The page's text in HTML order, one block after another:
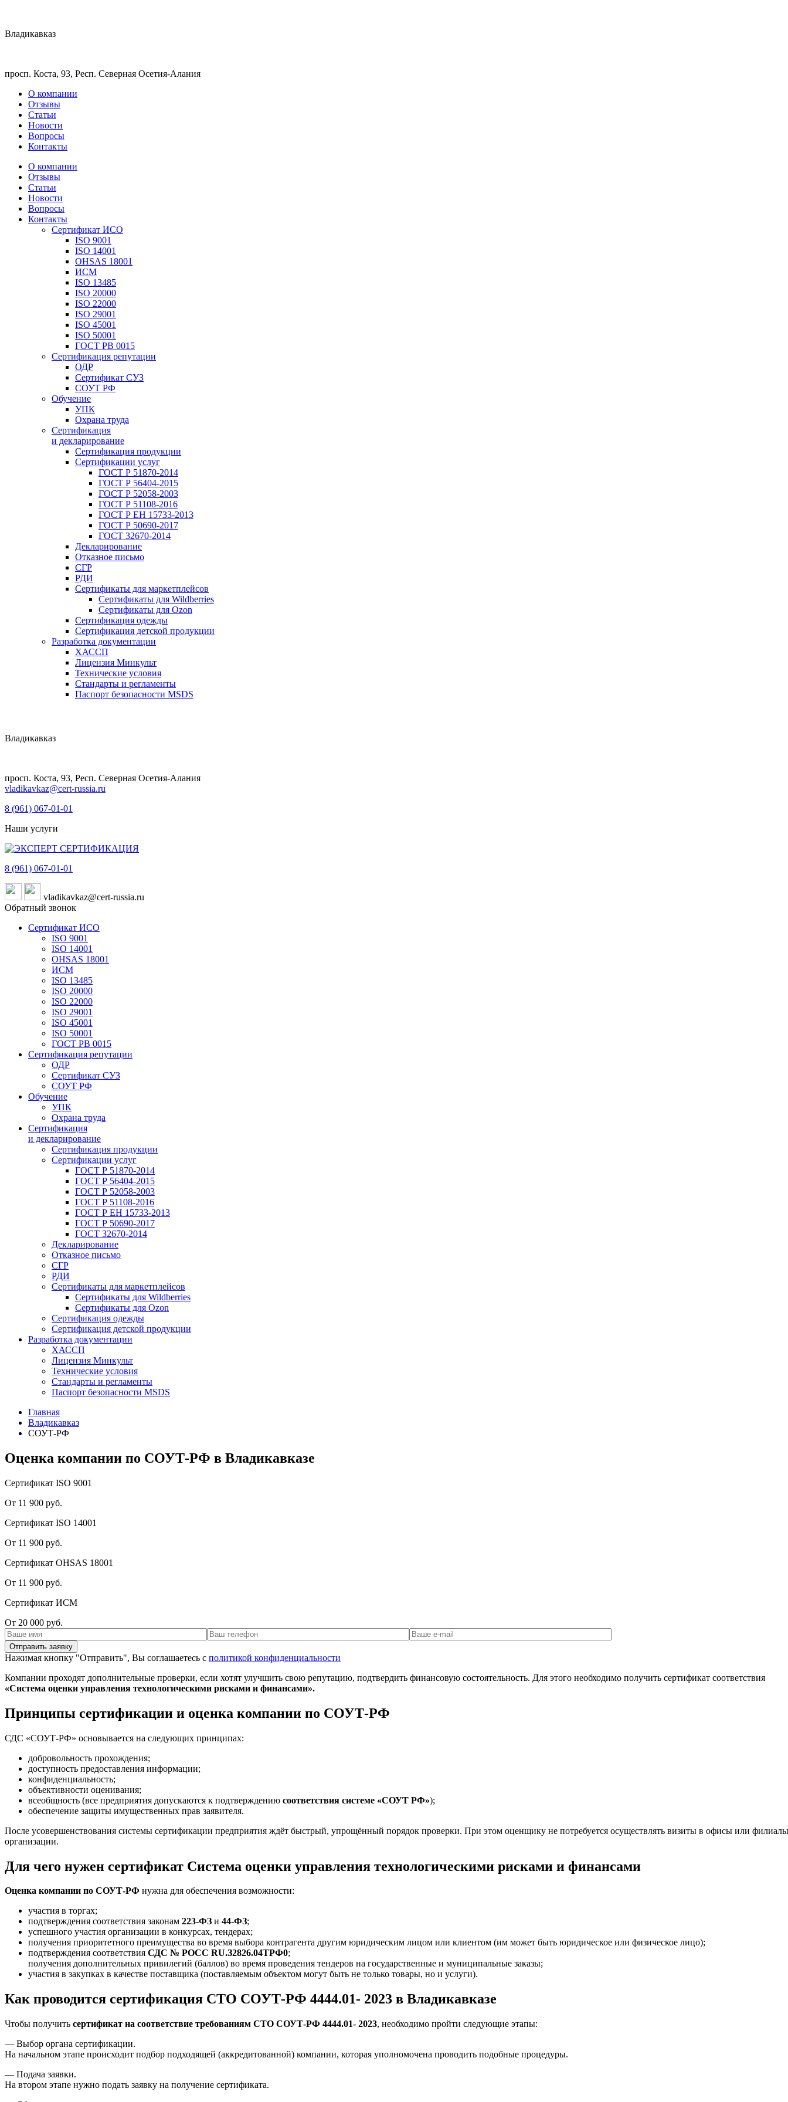
Владикавказ
просп. Коста, 93, Респ. Северная Осетия-Алания
О компании
Отзывы
Статьи
Новости
Вопросы
Контакты
О компании
Отзывы
Статьи
Новости
Вопросы
Контакты
Сертификат ИСО
ISO 9001
ISO 14001
OHSAS 18001
ИСМ
ISO 13485
ISO 20000
ISO 22000
ISO 29001
ISO 45001
ISO 50001
ГОСТ РВ 0015
Сертификация репутации
ОДР
Сертификат СУЗ
СОУТ РФ
Обучение
УПК
Охрана труда
Сертификация
и декларирование
Сертификация продукции
Сертификации услуг
ГОСТ Р 51870-2014
ГОСТ Р 56404-2015
ГОСТ Р 52058-2003
ГОСТ Р 51108-2016
ГОСТ Р ЕН 15733-2013
ГОСТ Р 50690-2017
ГОСТ 32670-2014
Декларирование
Отказное письмо
СГР
РДИ
Сертификаты для маркетплейсов
Сертификаты для Wildberries
Сертификаты для Ozon
Сертификация одежды
Сертификация детской продукции
Разработка документации
ХАССП
Лицензия Минкульт
Технические условия
Стандарты и регламенты
Паспорт безопасности MSDS
Владикавказ
просп. Коста, 93, Респ. Северная Осетия-Алания
vladikavkaz@cert-russia.ru
8 (961) 067-01-01
Наши услуги
8 (961) 067-01-01
vladikavkaz@cert-russia.ru
Обратный звонок
Сертификат ИСО
ISO 9001
ISO 14001
OHSAS 18001
ИСМ
ISO 13485
ISO 20000
ISO 22000
ISO 29001
ISO 45001
ISO 50001
ГОСТ РВ 0015
Сертификация репутации
ОДР
Сертификат СУЗ
СОУТ РФ
Обучение
УПК
Охрана труда
Сертификация
и декларирование
Сертификация продукции
Сертификации услуг
ГОСТ Р 51870-2014
ГОСТ Р 56404-2015
ГОСТ Р 52058-2003
ГОСТ Р 51108-2016
ГОСТ Р ЕН 15733-2013
ГОСТ Р 50690-2017
ГОСТ 32670-2014
Декларирование
Отказное письмо
СГР
РДИ
Сертификаты для маркетплейсов
Сертификаты для Wildberries
Сертификаты для Ozon
Сертификация одежды
Сертификация детской продукции
Разработка документации
ХАССП
Лицензия Минкульт
Технические условия
Стандарты и регламенты
Паспорт безопасности MSDS
Главная
Владикавказ
СОУТ-РФ
Оценка компании по СОУТ-РФ в Владикавказе
Сертификат ISO 9001
От 11 900 руб.
Сертификат ISO 14001
От 11 900 руб.
Сертификат OHSAS 18001
От 11 900 руб.
Сертификат ИСМ
От 20 000 руб.
Нажимая кнопку "Отправить", Вы соглашаетесь с политикой конфиденциальности
Компании проходят дополнительные проверки, если хотят улучшить свою репутацию, подтвердить финансовую состоятельность. Для этого необходимо получить сертификат соответствия
«Система оценки управления технологическими рисками и финансами».
Принципы сертификации и оценка компании по СОУТ-РФ
СДС «СОУТ-РФ» основывается на следующих принципах:
добровольность прохождения;
доступность предоставления информации;
конфиденциальность;
объективности оценивания;
всеобщность (все предприятия допускаются к подтверждению соответствия системе «СОУТ РФ»);
обеспечение защиты имущественных прав заявителя.
После усовершенствования системы сертификации предприятия ждёт быстрый, упрощённый порядок проверки. При этом оценщику не потребуется осуществлять визиты в офисы или филиалы
организации.
Для чего нужен сертификат Система оценки управления технологическими рисками и финансами
Оценка компании по СОУТ-РФ нужна для обеспечения возможности:
участия в торгах;
подтверждения соответствия законам 223-ФЗ и 44-ФЗ;
успешного участия организации в конкурсах, тендерах;
получения приоритетного преимущества во время выбора контрагента другим юридическим лицом или клиентом (им может быть юридическое или физическое лицо);
подтверждения соответствия СДС № РОСС RU.З2826.04ТРФ0;
получения дополнительных привилегий (баллов) во время проведения тендеров на государственные и муниципальные заказы;
участия в закупках в качестве поставщика (поставляемым объектом могут быть не только товары, но и услуги).
Как проводится сертификация СТО СОУТ-РФ 4444.01- 2023 в Владикавказе
Чтобы получить сертификат на соответствие требованиям СТО СОУТ-РФ 4444.01- 2023, необходимо пройти следующие этапы:
— Выбор органа сертификации.
На начальном этапе происходит подбор подходящей (аккредитованной) компании, которая уполномочена проводить подобные процедуры.
— Подача заявки.
На втором этапе нужно подать заявку на получение сертификата.